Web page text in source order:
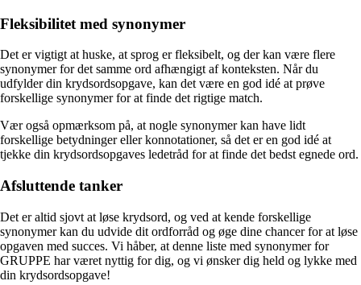
Fleksibilitet med synonymer
Det er vigtigt at huske, at sprog er fleksibelt, og der kan være flere
synonymer for det samme ord afhængigt af konteksten. Når du
udfylder din krydsordsopgave, kan det være en god idé at prøve
forskellige synonymer for at finde det rigtige match.
Vær også opmærksom på, at nogle synonymer kan have lidt
forskellige betydninger eller konnotationer, så det er en god idé at
tjekke din krydsordsopgaves ledetråd for at finde det bedst egnede ord.
Afsluttende tanker
Det er altid sjovt at løse krydsord, og ved at kende forskellige
synonymer kan du udvide dit ordforråd og øge dine chancer for at løse
opgaven med succes. Vi håber, at denne liste med synonymer for
GRUPPE har været nyttig for dig, og vi ønsker dig held og lykke med
din krydsordsopgave!